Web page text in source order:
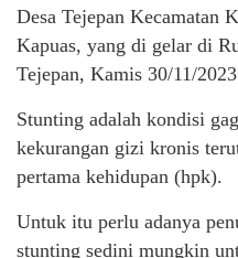
Desa Tejepan Kecamatan
Kapuas, yang di gelar di
Tejepan, Kamis 30/11/
Stunting adalah kondisi
kekurangan gizi kronis
pertama kehidupan (hpk).
Untuk itu perlu adanya
stunting sedini mungkin